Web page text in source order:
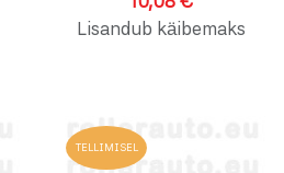
Lisandub käibemaks
Lisa soovinimekirja
TELLIMISEL